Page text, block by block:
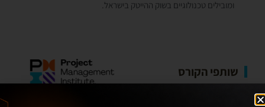
ומובילים טכנולוגיים בשוק ההייטק בישראל.
שותפי הקורס